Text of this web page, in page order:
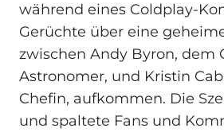
während eines Coldplay-
Gerüchte über eine
zwischen Andy Byron, dem
Astronomer, und Kristin
Chefin, aufkommen. Die
und spaltete Fans und